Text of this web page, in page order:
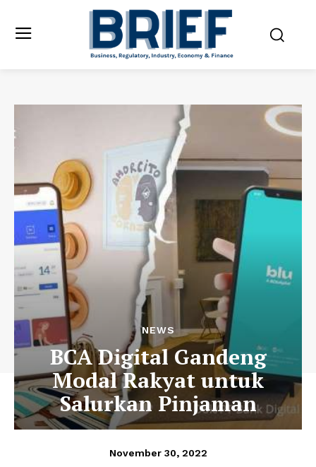
NEWS
BCA Digital Gandeng
Modal Rakyat untuk
Salurkan Pinjaman
November 30, 2022